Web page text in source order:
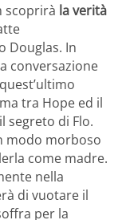
scoprirà la verità
Douglas. In
conversazione
tra Hope ed il
segreto di Flo.
modo morboso
come madre.
nella
di vuotare il
per la